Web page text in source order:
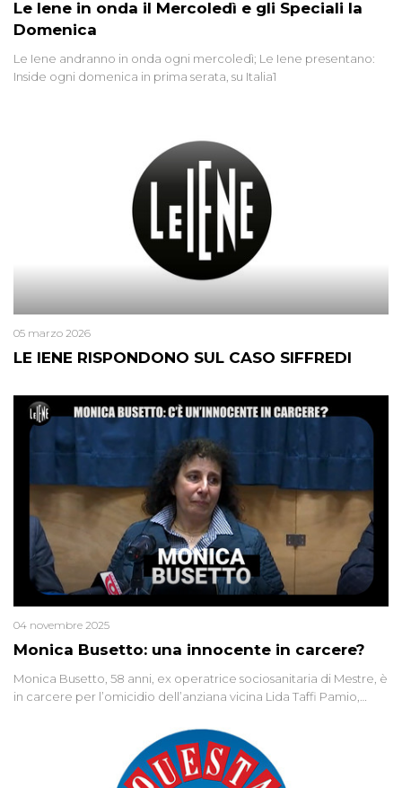
Le Iene in onda il Mercoledì e gli Speciali la
Domenica
Le Iene andranno in onda ogni mercoledì; Le Iene presentano:
Inside ogni domenica in prima serata, su Italia1
LE IENE RISPONDONO SUL CASO SIFFREDI
05 marzo 2026
Monica Busetto: una innocente in carcere?
04 novembre 2025
Monica Busetto, 58 anni, ex operatrice sociosanitaria di Mestre, è
in carcere per l’omicidio dell’anziana vicina Lida Taffi Pamio,
minuscola su una collanina, Monica si proclama innocente. Nel
2015 un’altra donna confessa lo stesso delitto, poi ritratta. Due
colpevoli per un solo omicidio: errore giudiziario o giustizia